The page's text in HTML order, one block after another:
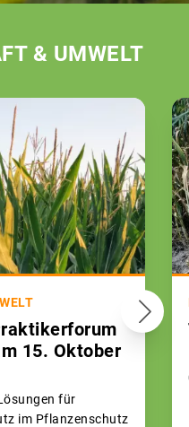
& UMWELT
15. Oktober
für
im Pflanzenschutz